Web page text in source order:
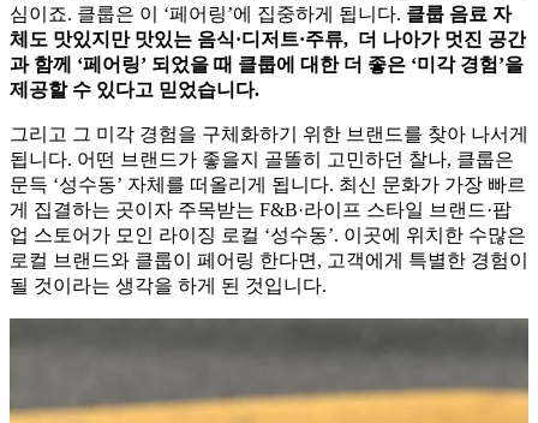
심이죠. 클룹은 이 ‘페어링’에 집중하게 됩니다. 클룹 음료 자
체도 맛있지만 맛있는 음식·디저트·주류, 더 나아가 멋진 공간
과 함께 ‘페어링’ 되었을 때 클룹에 대한 더 좋은 ‘미각 경험’을
제공할 수 있다고 믿었습니다.
그리고 그 미각 경험을 구체화하기 위한 브랜드를 찾아 나서게
됩니다. 어떤 브랜드가 좋을지 골똘히 고민하던 찰나, 클룹은
문득 ‘성수동’ 자체를 떠올리게 됩니다. 최신 문화가 가장 빠르
게 집결하는 곳이자 주목받는 F&B·라이프 스타일 브랜드·팝
업 스토어가 모인 라이징 로컬 ‘성수동’. 이곳에 위치한 수많은
로컬 브랜드와 클룹이 페어링 한다면, 고객에게 특별한 경험이
될 것이라는 생각을 하게 된 것입니다.